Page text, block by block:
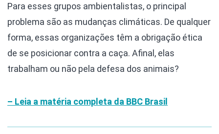
Para esses grupos ambientalistas, o principal
problema são as mudanças climáticas. De qualquer
forma, essas organizações têm a obrigação ética
de se posicionar contra a caça. Afinal, elas
trabalham ou não pela defesa dos animais?
– Leia a matéria completa da BBC Brasil